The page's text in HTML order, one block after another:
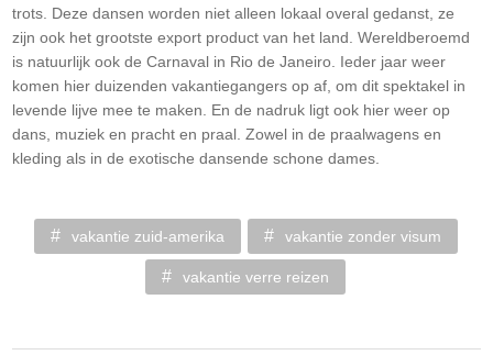
trots. Deze dansen worden niet alleen lokaal overal gedanst, ze
zijn ook het grootste export product van het land. Wereldberoemd
is natuurlijk ook de Carnaval in Rio de Janeiro. Ieder jaar weer
komen hier duizenden vakantiegangers op af, om dit spektakel in
levende lijve mee te maken. En de nadruk ligt ook hier weer op
dans, muziek en pracht en praal. Zowel in de praalwagens en
kleding als in de exotische dansende schone dames.
vakantie zuid-amerika vakantie zonder visum
vakantie verre reizen